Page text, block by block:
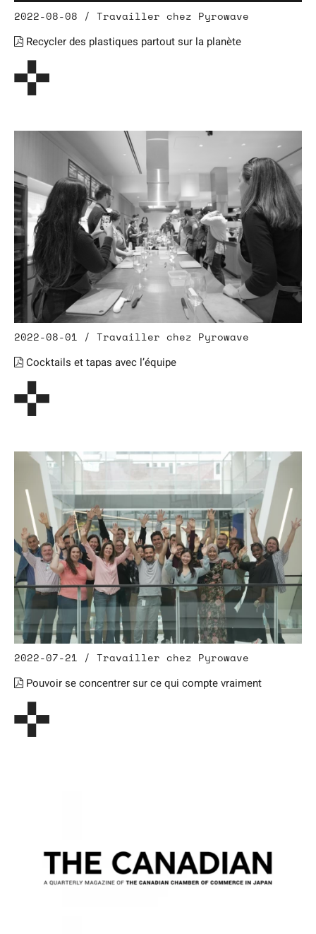
2022-08-08 / Travailler chez Pyrowave
Recycler des plastiques partout sur la planète
2022-08-01 / Travailler chez Pyrowave
Cocktails et tapas avec l’équipe
2022-07-21 / Travailler chez Pyrowave
Pouvoir se concentrer sur ce qui compte vraiment